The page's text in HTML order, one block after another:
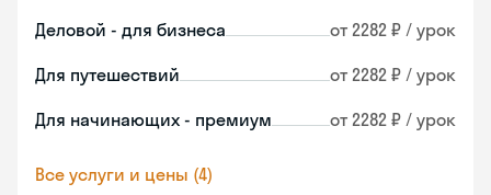
Деловой - для бизнеса от 2282 ₽ / урок
Для путешествий от 2282 ₽ / урок
Для начинающих - премиум от 2282 ₽ / урок
Все услуги и цены (4)